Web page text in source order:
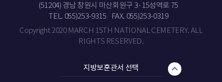
(51204) 경남 창원시 마산회원구 3·15성역로 75
TEL. 055)253-9315
FAX. 055)253-0319
Copyright 2020 MARCH 15TH NATIONAL CEMETERY. ALL
RIGHTS RESERVED.
지방보훈관서 선택